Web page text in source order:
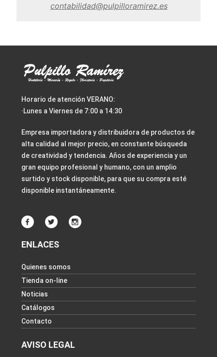
contabilidad@pulpilloramirez.es
Horario de atención VERANO:
·Lunes a Viernes de 7:00 a 14:30
Empresa importadora y distribuidora de productos de
alta calidad al mejor precio, en constante búsqueda
de creatividad y tendencia. Años de experiencia y un
gran equipo profesional y humano, con un amplio
surtido y stock disponible, para que su compra esté
disponible instantáneamente.
ENLACES
Quienes somos
Tienda on-line
Noticias
Catálogos
Contacto
AVISO LEGAL